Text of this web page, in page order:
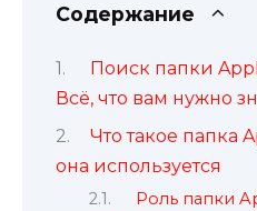
Содержание
Поиск папки
Всё, что вам нужно
Что такое папка
она используется
Роль папки